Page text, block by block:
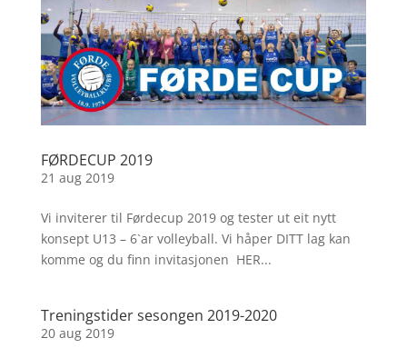
FØRDECUP 2019
21 aug 2019
Vi inviterer til Førdecup 2019 og tester ut eit nytt
konsept U13 – 6`ar volleyball. Vi håper DITT lag kan
komme og du finn invitasjonen HER...
Treningstider sesongen 2019-2020
20 aug 2019